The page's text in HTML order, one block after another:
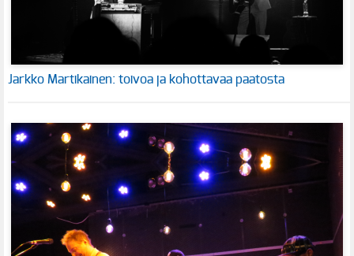
Jarkko Martikainen: toivoa ja kohottavaa paatosta